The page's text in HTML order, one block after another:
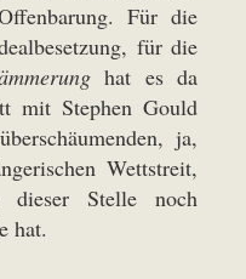
Für die
für die
hat es da
mit Stephen Gould
ja,
Wettstreit,
Stelle noch
hat.